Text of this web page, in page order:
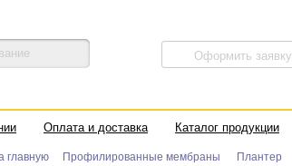
Оформить заявку
Оплата и доставка Каталог продукции
главную Профилированные мембраны Плантер